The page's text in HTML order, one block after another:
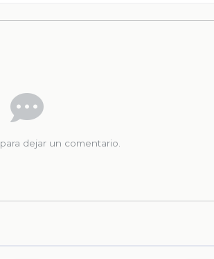
para dejar un comentario.